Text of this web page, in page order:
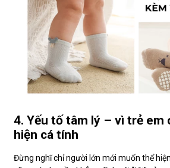
4. Yếu tố tâm lý – vì trẻ em
hiện cá tính
Đừng nghĩ chỉ người lớn mới muốn thể